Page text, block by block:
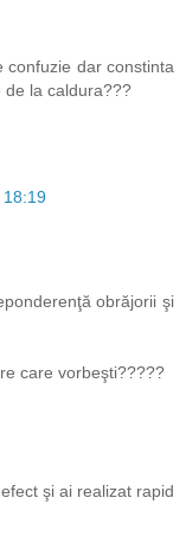
confuzie dar constinta
de la caldura???
18:19
obrăjorii şi
care vorbeşti?????
şi ai realizat rapid